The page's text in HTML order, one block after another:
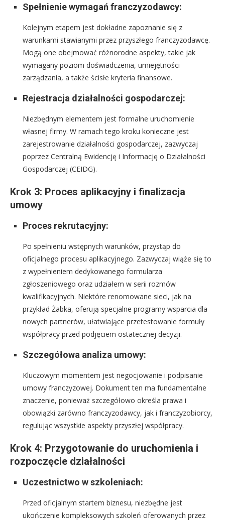
Spełnienie wymagań franczyzodawcy:
Kolejnym etapem jest dokładne zapoznanie się z
warunkami stawianymi przez przyszłego franczyzodawcę.
Mogą one obejmować różnorodne aspekty, takie jak
wymagany poziom doświadczenia, umiejętności
zarządzania, a także ścisłe kryteria finansowe.
Rejestracja działalności gospodarczej:
Niezbędnym elementem jest formalne uruchomienie
własnej firmy. W ramach tego kroku konieczne jest
zarejestrowanie działalności gospodarczej, zazwyczaj
poprzez Centralną Ewidencję i Informację o Działalności
Gospodarczej (CEIDG).
Krok 3: Proces aplikacyjny i finalizacja
umowy
Proces rekrutacyjny:
Po spełnieniu wstępnych warunków, przystąp do
oficjalnego procesu aplikacyjnego. Zazwyczaj wiąże się to
z wypełnieniem dedykowanego formularza
zgłoszeniowego oraz udziałem w serii rozmów
kwalifikacyjnych. Niektóre renomowane sieci, jak na
przykład Żabka, oferują specjalne programy wsparcia dla
nowych partnerów, ułatwiające przetestowanie formuły
współpracy przed podjęciem ostatecznej decyzji.
Szczegółowa analiza umowy:
Kluczowym momentem jest negocjowanie i podpisanie
umowy franczyzowej. Dokument ten ma fundamentalne
znaczenie, ponieważ szczegółowo określa prawa i
obowiązki zarówno franczyzodawcy, jak i franczyzobiorcy,
regulując wszystkie aspekty przyszłej współpracy.
Krok 4: Przygotowanie do uruchomienia i
rozpoczęcie działalności
Uczestnictwo w szkoleniach:
Przed oficjalnym startem biznesu, niezbędne jest
ukończenie kompleksowych szkoleń oferowanych przez